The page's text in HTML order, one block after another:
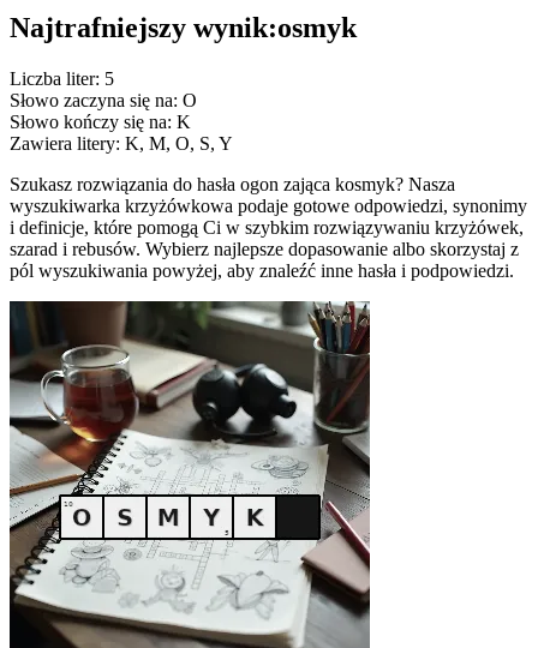
Najtrafniejszy wynik:osmyk
Liczba liter: 5
Słowo zaczyna się na: O
Słowo kończy się na: K
Zawiera litery: K, M, O, S, Y
Szukasz rozwiązania do hasła ogon zająca kosmyk? Nasza
wyszukiwarka krzyżówkowa podaje gotowe odpowiedzi, synonimy
i definicje, które pomogą Ci w szybkim rozwiązywaniu krzyżówek,
szarad i rebusów. Wybierz najlepsze dopasowanie albo skorzystaj z
pól wyszukiwania powyżej, aby znaleźć inne hasła i podpowiedzi.